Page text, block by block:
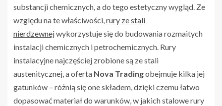
substancji chemicznych, a do tego estetyczny wygląd. Ze
względu na te właściwości,rury ze stali
nierdzewnejwykorzystuje się do budowania rozmaitych
instalacji chemicznych i petrochemicznych. Rury
instalacyjne najczęściej zrobione są ze stali
austenitycznej, a oferta Nova Tradingobejmuje kilka jej
gatunków – różnią się one składem, dzięki czemu łatwo
dopasować materiał do warunków, w jakich stalowe rury